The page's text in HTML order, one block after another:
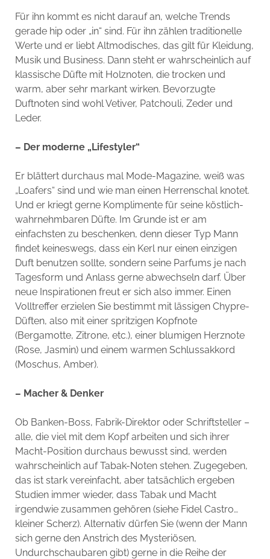
Für ihn kommt es nicht darauf an, welche Trends
gerade hip oder „in“ sind. Für ihn zählen traditionelle
Werte und er liebt Altmodisches, das gilt für Kleidung,
Musik und Business. Dann steht er wahrscheinlich auf
klassische Düfte mit Holznoten, die trocken und
warm, aber sehr markant wirken. Bevorzugte
Duftnoten sind wohl Vetiver, Patchouli, Zeder und
Leder.
– Der moderne „Lifestyler“
Er blättert durchaus mal Mode-Magazine, weiß was
„Loafers“ sind und wie man einen Herrenschal knotet.
Und er kriegt gerne Komplimente für seine köstlich-
wahrnehmbaren Düfte. Im Grunde ist er am
einfachsten zu beschenken, denn dieser Typ Mann
findet keineswegs, dass ein Kerl nur einen einzigen
Duft benutzen sollte, sondern seine Parfums je nach
Tagesform und Anlass gerne abwechseln darf. Über
neue Inspirationen freut er sich also immer. Einen
Volltreffer erzielen Sie bestimmt mit lässigen Chypre-
Düften, also mit einer spritzigen Kopfnote
(Bergamotte, Zitrone, etc.), einer blumigen Herznote
(Rose, Jasmin) und einem warmen Schlussakkord
(Moschus, Amber).
– Macher & Denker
Ob Banken-Boss, Fabrik-Direktor oder Schriftsteller –
alle, die viel mit dem Kopf arbeiten und sich ihrer
Macht-Position durchaus bewusst sind, werden
wahrscheinlich auf Tabak-Noten stehen. Zugegeben,
das ist stark vereinfacht, aber tatsächlich ergeben
Studien immer wieder, dass Tabak und Macht
irgendwie zusammen gehören (siehe Fidel Castro…
kleiner Scherz). Alternativ dürfen Sie (wenn der Mann
sich gerne den Anstrich des Mysteriösen,
Undurchschaubaren gibt) gerne in die Reihe der